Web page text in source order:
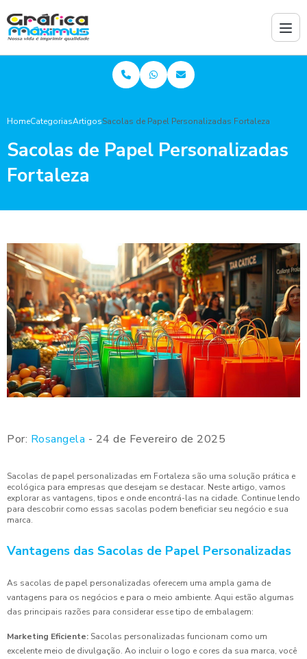
HomeCategoriasArtigosSacolas de Papel Personalizadas Fortaleza
Sacolas de Papel Personalizadas
Fortaleza
Por: Rosangela - 24 de Fevereiro de 2025
Sacolas de papel personalizadas em Fortaleza são uma solução prática e
ecológica para empresas que desejam se destacar. Neste artigo, vamos
explorar as vantagens, tipos e onde encontrá-las na cidade. Continue lendo
para descobrir como essas sacolas podem beneficiar seu negócio e sua
marca.
Vantagens das Sacolas de Papel Personalizadas
As sacolas de papel personalizadas oferecem uma ampla gama de
vantagens para os negócios e para o meio ambiente. Aqui estão algumas
das principais razões para considerar esse tipo de embalagem:
Marketing Eficiente: Sacolas personalizadas funcionam como um
excelente meio de divulgação. Ao incluir o logo e cores da sua marca, você